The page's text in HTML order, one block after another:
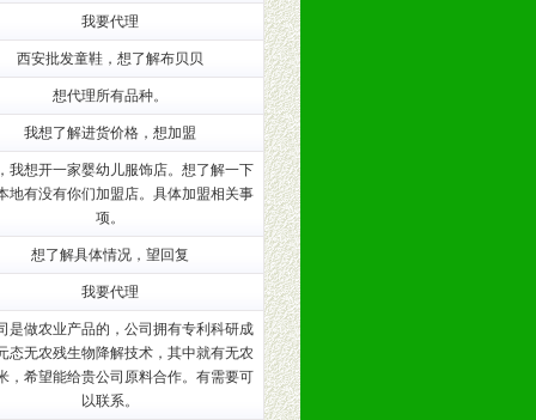
包括POP、彩页、手提袋、易
趋势与流行。
养建康知识。为经销商、分销商
我要代理
西安批发童鞋，想了解布贝贝
想代理所有品种。
我想了解进货价格，想加盟
我想开一家婴幼儿服饰店。想了解一下
地有没有你们加盟店。具体加盟相关事
项。
想了解具体情况，望回复
我要代理
是做农业产品的，公司拥有专利科研成
态无农残生物降解技术，其中就有无农
，希望能给贵公司原料合作。有需要可
以联系。